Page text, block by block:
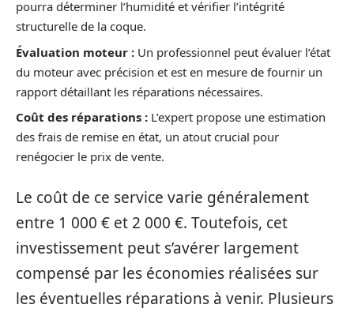
pourra déterminer l’humidité et vérifier l’intégrité
structurelle de la coque.
Évaluation moteur : Un professionnel peut évaluer l’état
du moteur avec précision et est en mesure de fournir un
rapport détaillant les réparations nécessaires.
Coût des réparations : L’expert propose une estimation
des frais de remise en état, un atout crucial pour
renégocier le prix de vente.
Le coût de ce service varie généralement
entre 1 000 € et 2 000 €. Toutefois, cet
investissement peut s’avérer largement
compensé par les économies réalisées sur
les éventuelles réparations à venir. Plusieurs